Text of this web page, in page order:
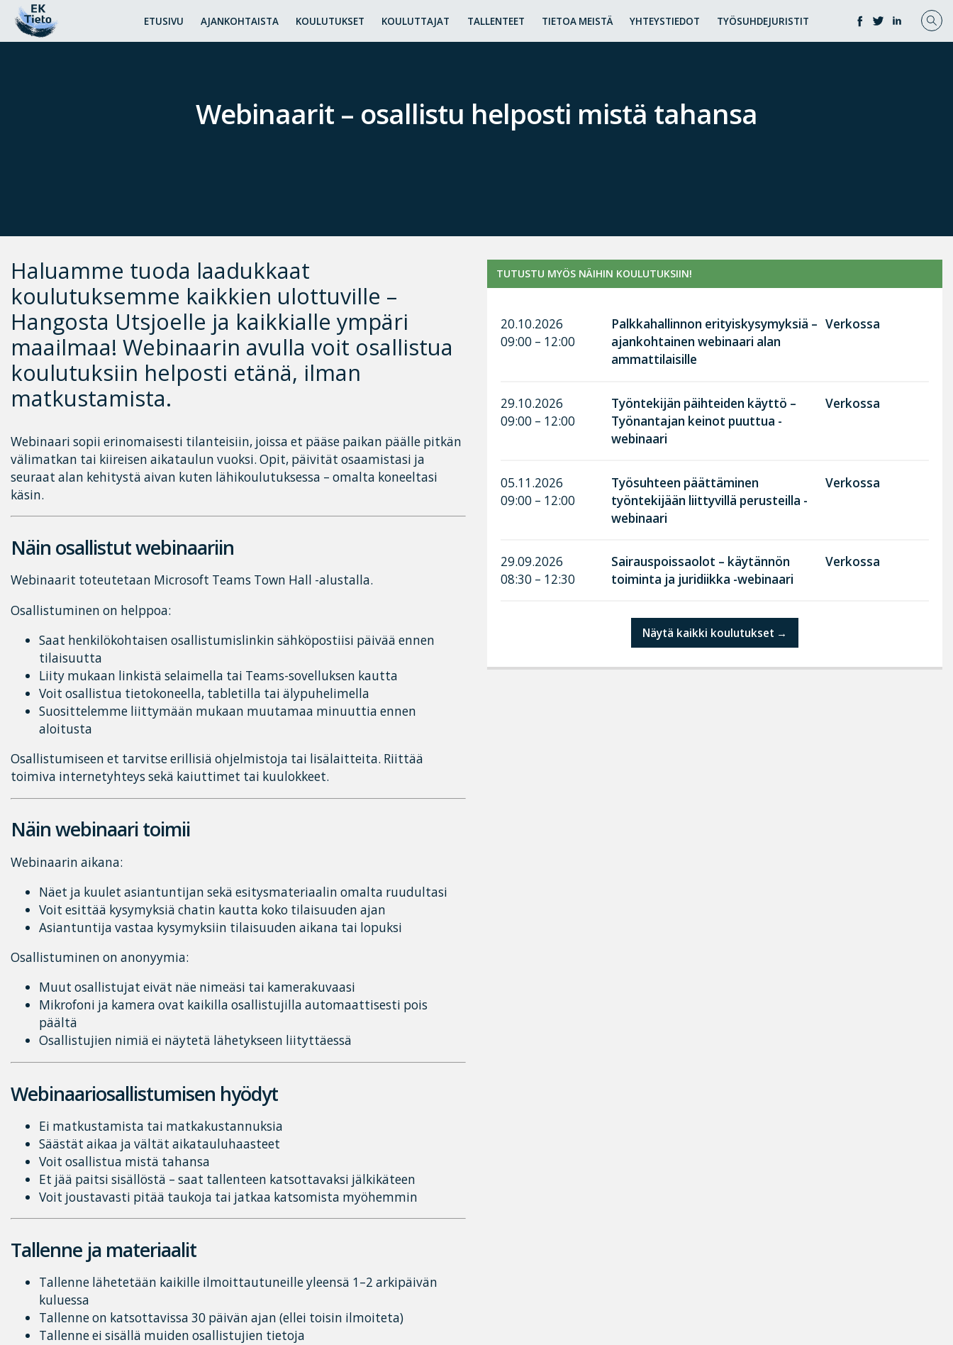
ETUSIVU AJANKOHTAISTA KOULUTUKSET KOULUTTAJAT TALLENTEET TIETOA MEISTÄ YHTEYSTIEDOT TYÖSUHDEJURISTIT
Webinaarit – osallistu helposti mistä tahansa
Haluamme tuoda laadukkaat
koulutuksemme kaikkien ulottuville –
Hangosta Utsjoelle ja kaikkialle ympäri
maailmaa! Webinaarin avulla voit osallistua
koulutuksiin helposti etänä, ilman
matkustamista.
Webinaari sopii erinomaisesti tilanteisiin, joissa et pääse paikan päälle pitkän
välimatkan tai kiireisen aikataulun vuoksi. Opit, päivität osaamistasi ja
seuraat alan kehitystä aivan kuten lähikoulutuksessa – omalta koneeltasi
käsin.
Näin osallistut webinaariin
Webinaarit toteutetaan Microsoft Teams Town Hall -alustalla.
Osallistuminen on helppoa:
Saat henkilökohtaisen osallistumislinkin sähköpostiisi päivää ennen
tilaisuutta
Liity mukaan linkistä selaimella tai Teams-sovelluksen kautta
Voit osallistua tietokoneella, tabletilla tai älypuhelimella
Suosittelemme liittymään mukaan muutamaa minuuttia ennen
aloitusta
Osallistumiseen et tarvitse erillisiä ohjelmistoja tai lisälaitteita. Riittää
toimiva internetyhteys sekä kaiuttimet tai kuulokkeet.
Näin webinaari toimii
Webinaarin aikana:
Näet ja kuulet asiantuntijan sekä esitysmateriaalin omalta ruudultasi
Voit esittää kysymyksiä chatin kautta koko tilaisuuden ajan
Asiantuntija vastaa kysymyksiin tilaisuuden aikana tai lopuksi
Osallistuminen on anonyymia:
Muut osallistujat eivät näe nimeäsi tai kamerakuvaasi
Mikrofoni ja kamera ovat kaikilla osallistujilla automaattisesti pois
päältä
Osallistujien nimiä ei näytetä lähetykseen liityttäessä
Webinaariosallistumisen hyödyt
Ei matkustamista tai matkakustannuksia
Säästät aikaa ja vältät aikatauluhaasteet
Voit osallistua mistä tahansa
Et jää paitsi sisällöstä – saat tallenteen katsottavaksi jälkikäteen
Voit joustavasti pitää taukoja tai jatkaa katsomista myöhemmin
Tallenne ja materiaalit
Tallenne lähetetään kaikille ilmoittautuneille yleensä 1–2 arkipäivän
kuluessa
Tallenne on katsottavissa 30 päivän ajan (ellei toisin ilmoiteta)
Tallenne ei sisällä muiden osallistujien tietoja
TUTUSTU MYÖS NÄIHIN KOULUTUKSIIN!
20.10.2026
09:00 – 12:00
Palkkahallinnon erityiskysymyksiä –
ajankohtainen webinaari alan
ammattilaisille
Verkossa
29.10.2026
09:00 – 12:00
Työntekijän päihteiden käyttö –
Työnantajan keinot puuttua -
webinaari
Verkossa
05.11.2026
09:00 – 12:00
Työsuhteen päättäminen
työntekijään liittyvillä perusteilla -
webinaari
Verkossa
29.09.2026
08:30 – 12:30
Sairauspoissaolot – käytännön
toiminta ja juridiikka -webinaari
Verkossa
Näytä kaikki koulutukset